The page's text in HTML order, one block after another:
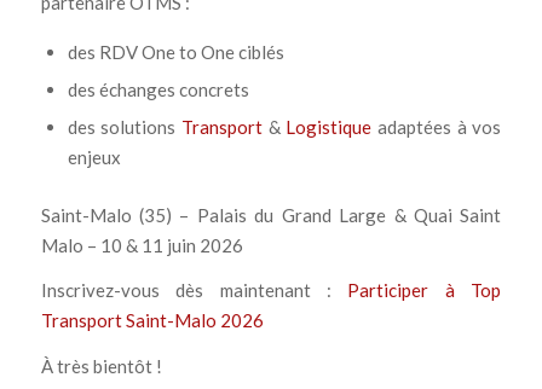
des RDV One to One ciblés
des échanges concrets
des solutions Transport& Logistique adaptées à vos
enjeux
Saint-Malo (35) – Palais du Grand Large & Quai Saint
Malo – 10 & 11 juin 2026
Inscrivez-vous dès maintenant : Participer à Top
Transport Saint-Malo 2026
À très bientôt !